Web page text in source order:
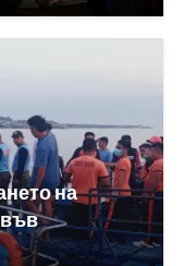
на